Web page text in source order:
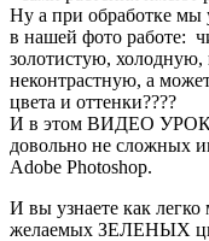
Ну а при обработке мы
в нашей фото работе:
золотистую,
неконтрастную, а
цвета и оттенки????
И в этом ВИДЕО УРОКЕ
довольно не сложных
Adobe Photoshop.
И вы узнаете как легко
желаемых ЗЕЛЕНЫХ